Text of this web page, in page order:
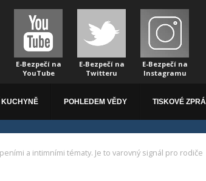
E-Bezpečí na
YouTube
E-Bezpečí na
Twitteru
E-Bezpečí na
Instagramu
KUCHYNĚ POHLEDEM VĚDY TISKOVÉ
a intimními tématy. Je to varovný signál pro rodiče